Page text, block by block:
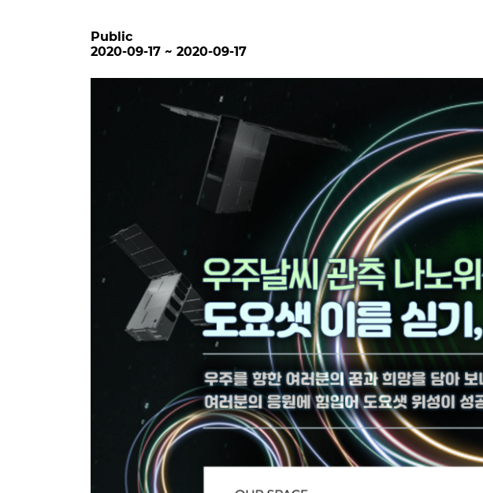
Public
2020-09-17 ~ 2020-09-17